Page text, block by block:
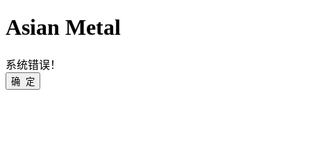
Asian Metal
系统错误！